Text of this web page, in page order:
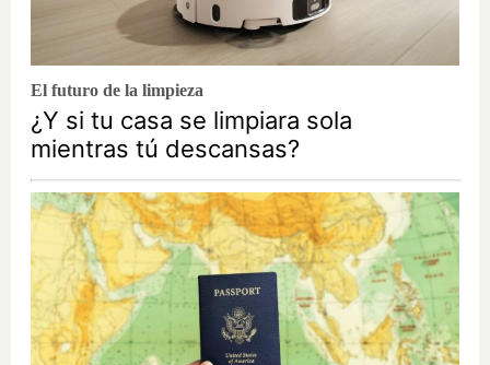
El futuro de la limpieza
¿Y si tu casa se limpiara sola
mientras tú descansas?